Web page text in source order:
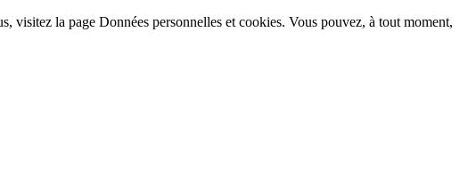
visitez la page Données personnelles et cookies. Vous pouvez, à tout moment,